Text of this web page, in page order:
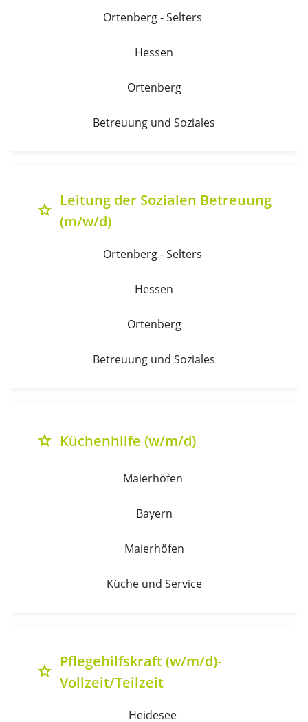
Ortenberg - Selters
Hessen
Ortenberg
Betreuung und Soziales
grade
Leitung der Sozialen Betreuung
(m/w/d)
Ortenberg - Selters
Hessen
Ortenberg
Betreuung und Soziales
grade Küchenhilfe (w/m/d)
Maierhöfen
Bayern
Maierhöfen
Küche und Service
grade
Pflegehilfskraft (w/m/d)-
Vollzeit/Teilzeit
Heidesee